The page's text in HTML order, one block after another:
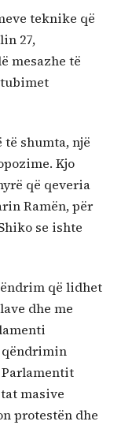
teknike që
27,
mesazhe të
të shumta, një
Kjo
që qeveria
Ramën, për
se ishte
që lidhet
dhe me
qëndrimin
masive
protestën dhe